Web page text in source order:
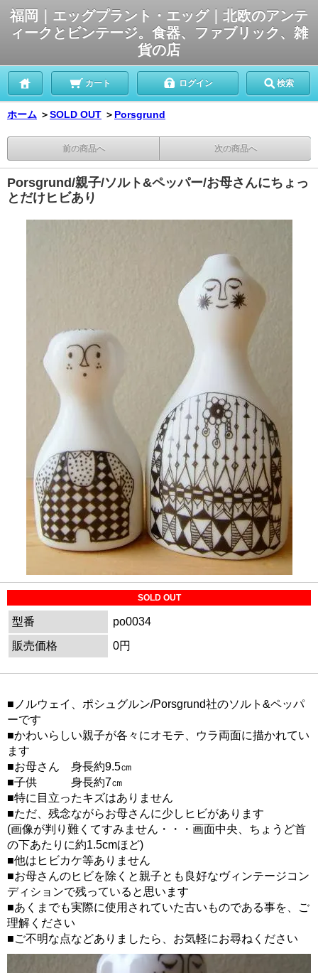
福岡｜エッグプラント・エッグ｜北欧のアンテ
ィークとビンテージ。食器、ファブリック、雑
貨の店
カート ログイン 検索
ホーム ＞SOLD OUT ＞ Porsgrund
前の商品へ 次の商品へ
Porsgrund/親子/ソルト&ペッパー/お母さんにちょっ
とだけヒビあり
SOLD OUT
型番
po0034
販売価格
0円
■ノルウェイ、ポシュグルン/Porsgrund社のソルト&ペッパ
ーです
■かわいらしい親子が各々にオモテ、ウラ両面に描かれてい
ます
■お母さん 身長約9.5㎝
■子供 身長約7㎝
■特に目立ったキズはありません
■ただ、残念ながらお母さんに少しヒビがあります
(画像が判り難くてすみません・・・画面中央、ちょうど首
の下あたりに約1.5cmほど)
■他はヒビカケ等ありません
■お母さんのヒビを除くと親子とも良好なヴィンテージコン
ディションで残っていると思います
■あくまでも実際に使用されていた古いものである事を、ご
理解ください
■ご不明な点などありましたら、お気軽にお尋ねください